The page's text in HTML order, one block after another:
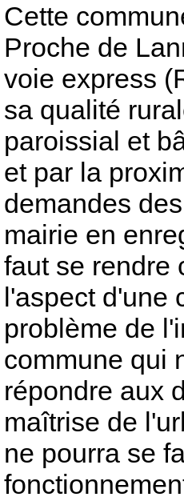
Cette
Proche de
voie express
sa qualité
paroissial et
et par la
demandes
mairie en
faut se rendre
l'aspect d'une
problème de
commune qui
répondre aux
maîtrise de
ne pourra se